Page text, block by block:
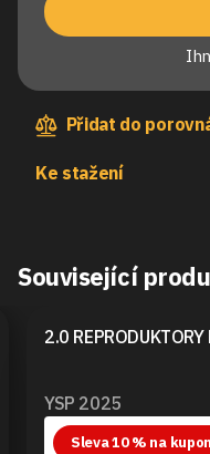
Přidat do
Ke stažení
Související
2.0
YSP 2025
Sleva 10 % na kupon